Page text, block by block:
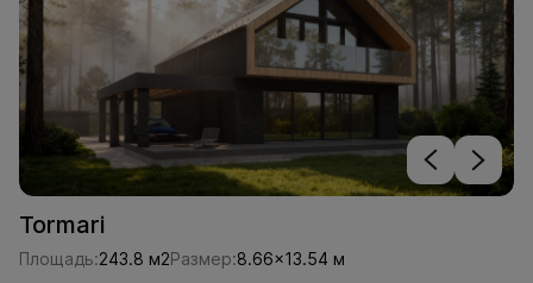
Tormari
Площадь:243.8 м2Размер:8.66x13.54 м